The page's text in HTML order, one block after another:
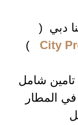
دبي (
City
)
في المطار